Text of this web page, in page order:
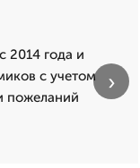
2014 года и
с учетом
пожеланий
›